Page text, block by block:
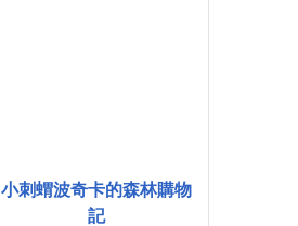
小刺蝟波奇卡的森林購物
記